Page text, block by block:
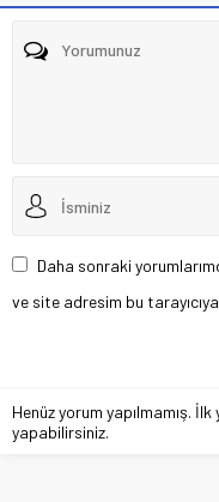
Daha sonraki
ve site adresim bu
Henüz yorum yapılmamış.
yapabilirsiniz.